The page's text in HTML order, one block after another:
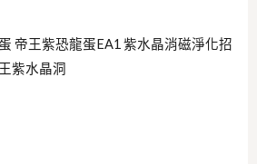
帝王紫恐龍蛋EA1 紫水晶消磁淨化招
紫水晶洞